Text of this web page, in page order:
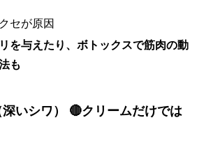
セが原因
を与えたり、ボトックスで筋肉の動
も
いシワ） 🔴クリームだけでは